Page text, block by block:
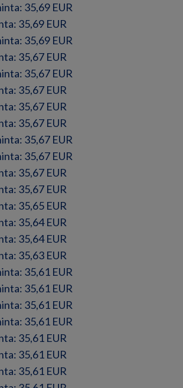
35,69 EUR
35,69 EUR
35,69 EUR
35,67 EUR
35,67 EUR
35,67 EUR
35,67 EUR
35,67 EUR
35,67 EUR
35,67 EUR
35,67 EUR
35,67 EUR
35,65 EUR
35,64 EUR
35,64 EUR
35,63 EUR
35,61 EUR
35,61 EUR
35,61 EUR
35,61 EUR
35,61 EUR
35,61 EUR
35,61 EUR